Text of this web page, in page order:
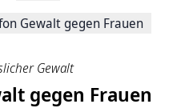
Gewalt gegen Frauen
Gewalt
gegen Frauen